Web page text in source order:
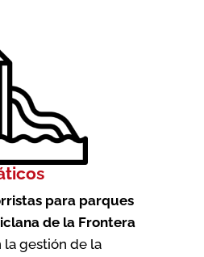
para parques
de la Frontera
la gestión de la